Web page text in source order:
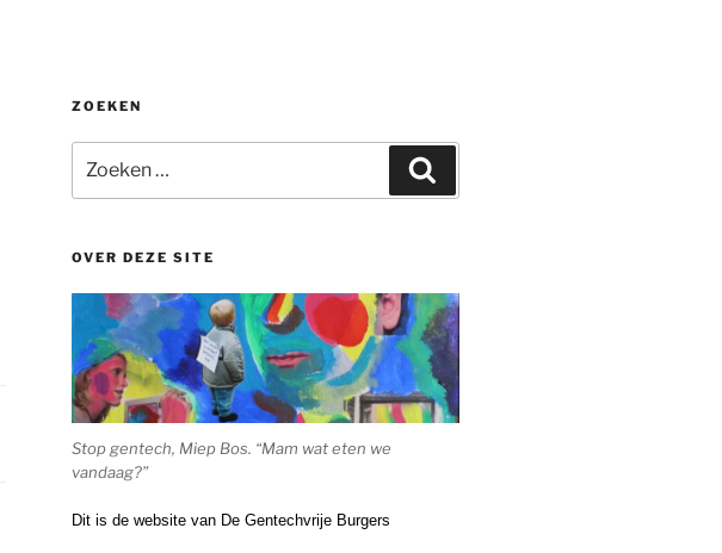
ZOEKEN
naar:
OVER DEZE SITE
Stop gentech, Miep Bos. “Mam wat eten we
vandaag?”
Dit is de website van De Gentechvrije Burgers